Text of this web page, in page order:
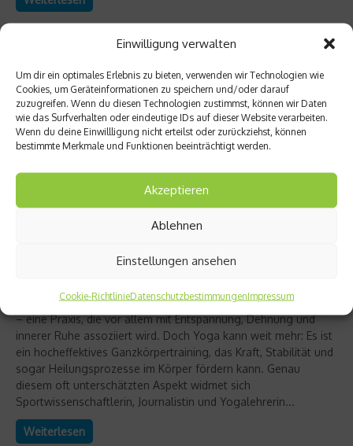
Einwilligung verwalten
Um dir ein optimales Erlebnis zu bieten, verwenden wir Technologien wie
Cookies, um Geräteinformationen zu speichern und/oder darauf
zuzugreifen. Wenn du diesen Technologien zustimmst, können wir Daten
wie das Surfverhalten oder eindeutige IDs auf dieser Website verarbeiten.
Wenn du deine Einwillligung nicht erteilst oder zurückziehst, können
bestimmte Merkmale und Funktionen beeinträchtigt werden.
Akzeptieren
Ablehnen
Einstellungen ansehen
Cookie-RichtlinieDatenschutzbestimmungenImpressum
Christine Bielecki über ihr Buch „Yoga Power“
Yoga gilt für viele als sanfter Ausgleich zum hektischen Alltag
– eine Praxis, die vor allem mit Entspannung, Dehnung und
innerer Ruhe assoziiert wird. Doch Yoga kann weit mehr: Es ist
ein hocheffektives Ganzkörpertraining, das Kraft, Stabilität und
sogar Heilungsprozesse im Körper fördern kann. Genau
diesem oft unterschätzten Aspekt widmet sich
Sportwissenschaftlerin, Journalistin und Yogalehrerin...
Weiterlesen